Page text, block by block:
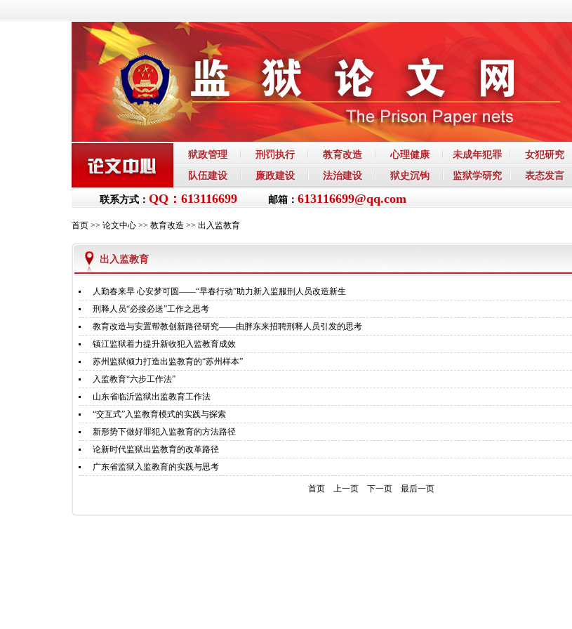
狱政管理 刑罚执行 教育改造 心理健康 未成年犯罪 女犯研究
队伍建设
廉政建设 法治建设 狱史沉钩 监狱学研究 表态发言
联系方式： QQ：613116699 邮箱： 613116699@qq.com
首页 >> 论文中心 >> 教育改造 >> 出入监教育
出入监教育
人勤春来早 心安梦可圆——“早春行动”助力新入监服刑人员改造新生
刑释人员“必接必送”工作之思考
教育改造与安置帮教创新路径研究——由胖东来招聘刑释人员引发的思考
镇江监狱着力提升新收犯入监教育成效
苏州监狱倾力打造出监教育的“苏州样本”
入监教育“六步工作法”
山东省临沂监狱出监教育工作法
“交互式”入监教育模式的实践与探索
新形势下做好罪犯入监教育的方法路径
论新时代监狱出监教育的改革路径
广东省监狱入监教育的实践与思考
首页 上一页 下一页 最后一页